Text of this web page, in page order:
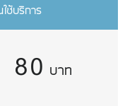
ช้บริการ
80 บาท